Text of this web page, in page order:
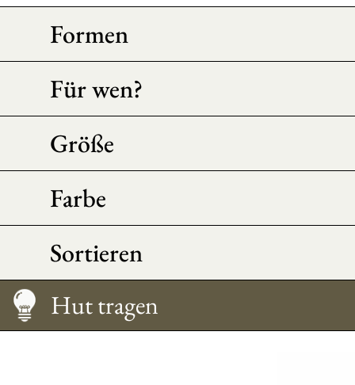
Formen
Für wen?
Größe
Farbe
Sortieren
Morpho Ratschlag
Pflege